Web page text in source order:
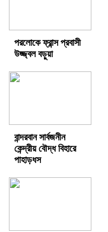
পরলোকে ফ্রান্স প্রবাসী
উজ্জ্বল বড়ুয়া
বান্দরবান সার্বজনীন
কেন্দ্রীয় বৌদ্ধ বিহারে
পাহাড়ধস